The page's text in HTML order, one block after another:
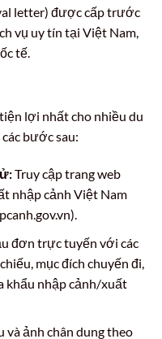
letter) được cấp trước
vụ uy tín tại Việt Nam,
tế.
lợi nhất cho nhiều du
bước sau:
Truy cập trang web
nhập cảnh Việt Nam
đơn trực tuyến với các
mục đích chuyến đi,
khẩu nhập cảnh/xuất
ảnh chân dung theo